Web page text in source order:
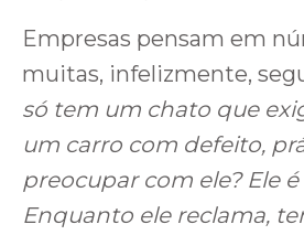
Empresas pensam em
muitas, infelizmente,
só tem um chato que
um carro com defeito,
preocupar com ele? Ele
Enquanto ele reclama,